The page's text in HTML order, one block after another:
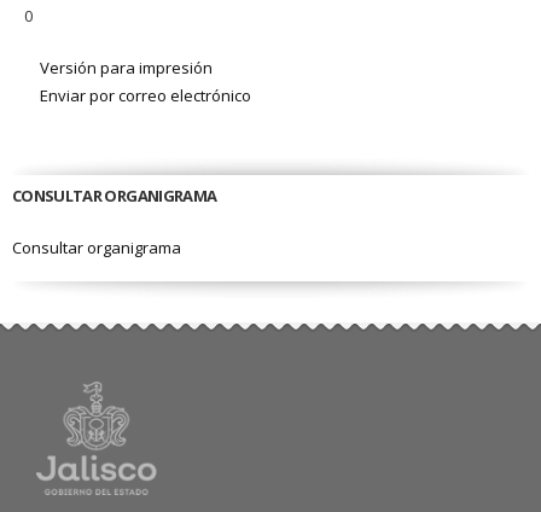
0
Versión para impresión
Enviar por correo electrónico
CONSULTAR ORGANIGRAMA
Consultar organigrama